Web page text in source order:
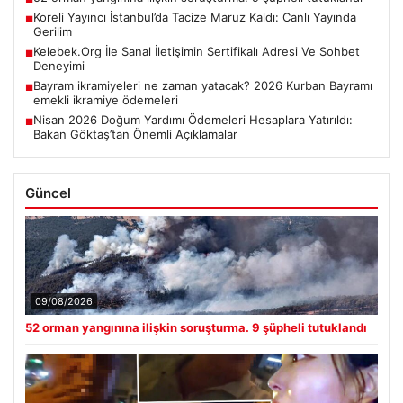
■Koreli Yayıncı İstanbul’da Tacize Maruz Kaldı: Canlı Yayında
Gerilim
■Kelebek.Org İle Sanal İletişimin Sertifikalı Adresi Ve Sohbet
Deneyimi
■Bayram ikramiyeleri ne zaman yatacak? 2026 Kurban Bayramı
emekli ikramiye ödemeleri
■Nisan 2026 Doğum Yardımı Ödemeleri Hesaplara Yatırıldı:
Bakan Göktaş’tan Önemli Açıklamalar
Güncel
09/08/2026
52 orman yangınına ilişkin soruşturma. 9 şüpheli tutuklandı